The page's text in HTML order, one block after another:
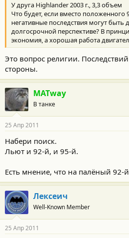
У друга Highlander 2003 г., 3,3 объем
Что будет, если вместо положенного
негативные последствия могут быть
долгосрочной перспективе? В
экономия, а хорошая работа
Это вопрос религии.
стороны.
MATway
В танке
25 Апр 2011
Набери поиск.
Льют и 92-й, и 95-й.
Есть мнение, что на палёный 92-
Лексеич
Well-Known Member
25 Апр 2011